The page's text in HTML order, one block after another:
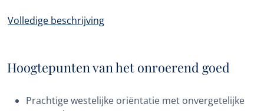
Volledige beschrijving
Hoogtepunten van het onroerend goed
Prachtige westelijke oriëntatie met onvergetelijke